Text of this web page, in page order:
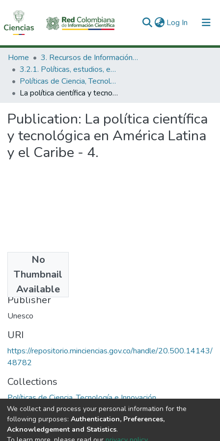
Log In (current)
Communities & Collections
All of DSpace
Statistics
Home
3. Recursos de Información Científica y Tecnológica
3.2.1. Políticas, estudios, evaluaciones e indicadores de CTeI
Políticas de Ciencia, Tecnología e Innovación
La política científica y tecnológica en América Latina y el Caribe - 4.
Publication: La política científica
y tecnológica en América Latina
y el Caribe - 4.
No
Thumbnail
Available
1978
Publisher
Unesco
URI
https://repositorio.minciencias.gov.co/handle/20.500.14143/
48782
Collections
Políticas de Ciencia, Tecnología e Innovación
Full item page
We collect and process your personal information for the
following purposes: Authentication, Preferences,
Acknowledgement and Statistics.